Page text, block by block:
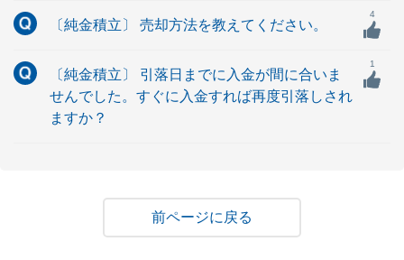
〔純金積立〕 売却方法を教えてください。
4
〔純金積立〕 引落日までに入金が間に合いま
せんでした。すぐに入金すれば再度引落しされ
ますか？
1
戻る